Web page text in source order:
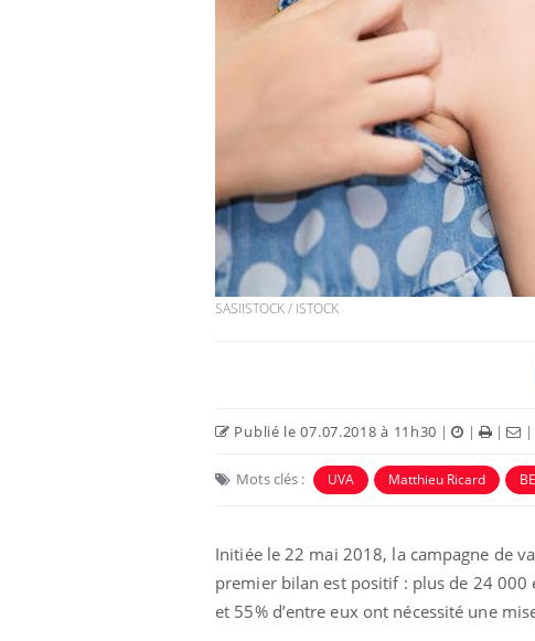
SASIISTOCK / ISTOCK
Publié le 07.07.2018 à 11h30 | | |
Mots clés : UVA Matthieu Ricard
Initiée le 22 mai 2018, la campagne de
premier bilan est positif : plus de 24 000
et 55% d’entre eux ont nécessité une
Pourquoi votre ventre
gâche-t-il les premiers
jours de vos vacances ?
Fortes chaleurs :
pourquoi le risque de
noyade grimpe-t-il ?
Eczéma Chronique des Mains :
expliquer ma maladieYoutube
Il y a des sujets qui sont faciles à aborder...
d'autres non ! D'un côté, poser des
Youtube
même